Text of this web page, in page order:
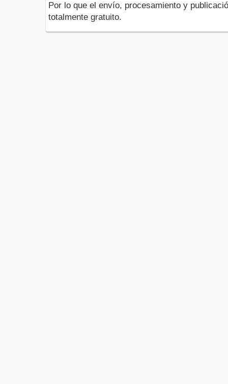
Por lo que el envío, procesamiento y
totalmente gratuito.